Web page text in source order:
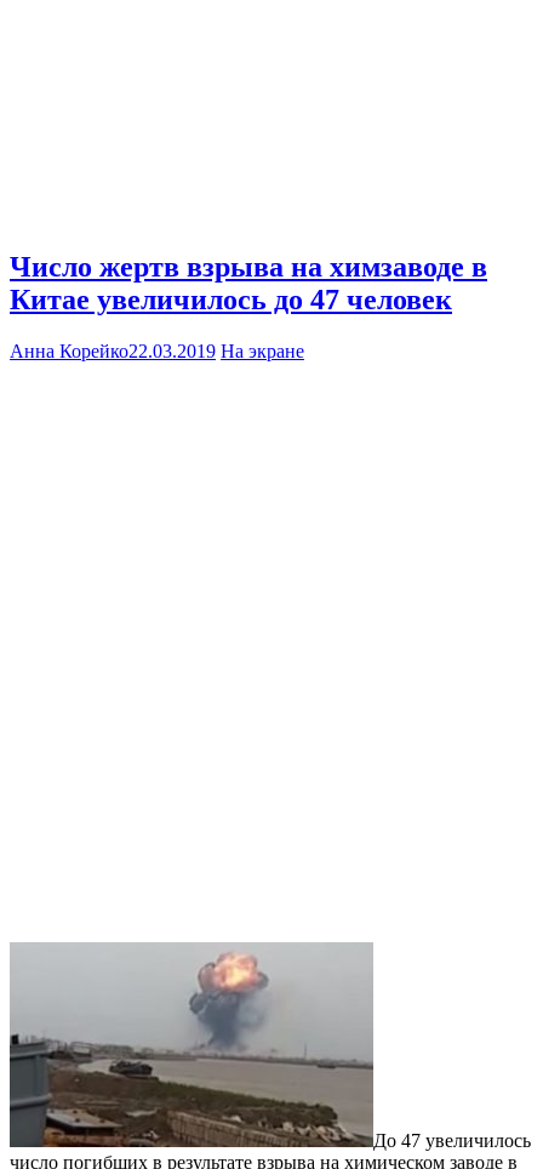
Число жертв взрыва на химзаводе в
Китае увеличилось до 47 человек
Анна Корейко22.03.2019 На экране
До 47 увеличилось
число погибших в результате взрыва на химическом заводе в